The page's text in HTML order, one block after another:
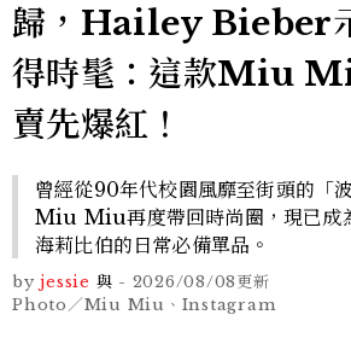
歸，Hailey Bieber
得時髦：這款Miu
賣先爆紅！
曾經從90年代校園風靡至街頭的「
Miu Miu再度帶回時尚圈，現已成
海莉比伯的日常必備單品。
by jessie 與 - 2026/08/08更新
Photo／Miu Miu、Instagram